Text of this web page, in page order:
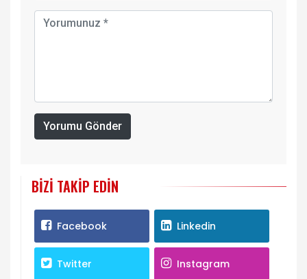
Yorumu Gönder
BIZI TAKIP EDIN
Facebook Linkedin
Twitter Instagram